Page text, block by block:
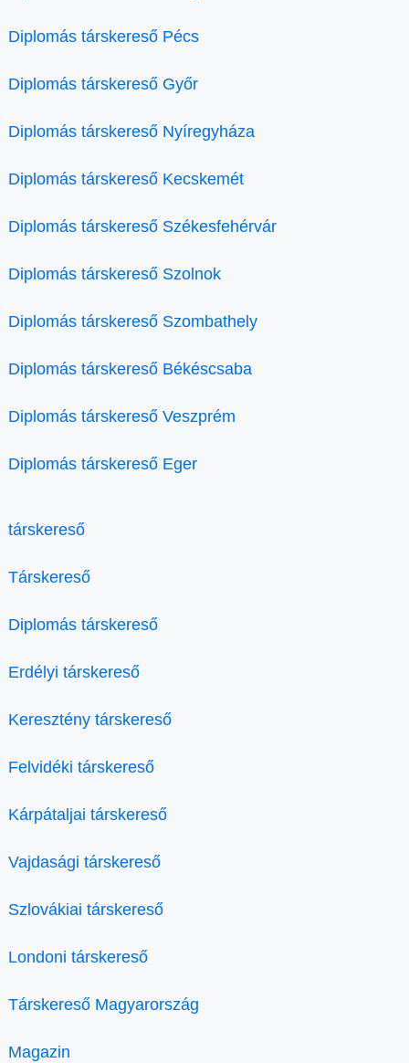
Diplomás társkereső Pécs
Diplomás társkereső Győr
Diplomás társkereső Nyíregyháza
Diplomás társkereső Kecskemét
Diplomás társkereső Székesfehérvár
Diplomás társkereső Szolnok
Diplomás társkereső Szombathely
Diplomás társkereső Békéscsaba
Diplomás társkereső Veszprém
Diplomás társkereső Eger
társkereső
Társkereső
Diplomás társkereső
Erdélyi társkereső
Keresztény társkereső
Felvidéki társkereső
Kárpátaljai társkereső
Vajdasági társkereső
Szlovákiai társkereső
Londoni társkereső
Társkereső Magyarország
Magazin